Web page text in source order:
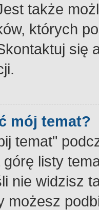
także
których
się
mój temat?
temat"
listy
nie widzisz
możesz